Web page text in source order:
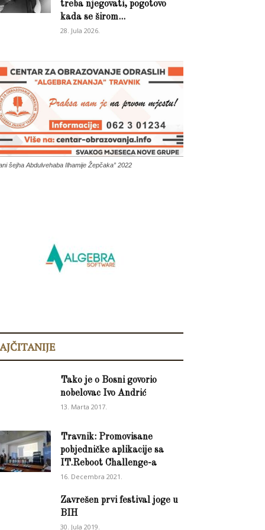
treba njegovati, pogotovo
kada se širom...
28. Jula 2026.
šejha Abdulvehaba Ilhamije Žepčaka” 2022
Tako je o Bosni govorio
nobelovac Ivo Andrić
13. Marta 2017.
Travnik: Promovisane
pobjedničke aplikacije sa
IT.Reboot Challenge-a
16. Decembra 2021.
Zavrešen prvi festival joge u
BIH
30. Jula 2019.